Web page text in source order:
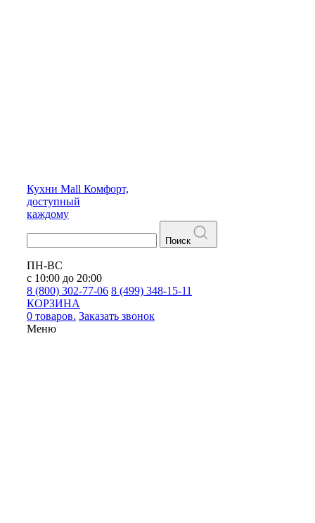
Кухни Mall Комфорт,
доступный
каждому
Поиск
ПН-ВС
с 10:00 до 20:00
8 (800) 302-77-06 8 (499) 348-15-11
КОРЗИНА
0 товаров. Заказать звонок
Меню